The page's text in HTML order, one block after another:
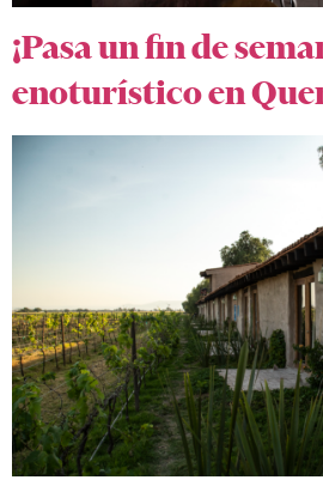
¡Pasa un fin de
enoturístico en